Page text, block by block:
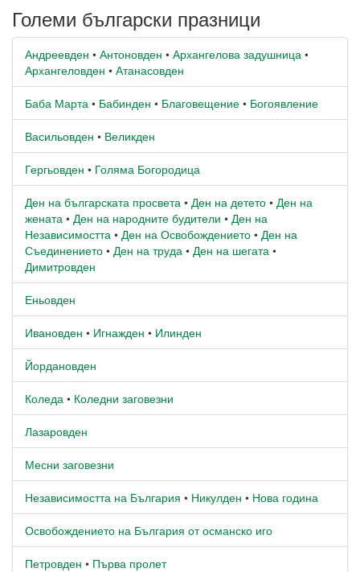
Големи български празници
Андреевден • Антоновден • Архангелова задушница •
Архангеловден • Атанасовден
Баба Марта • Бабинден • Благовещение • Богоявление
Васильовден • Великден
Гергьовден • Голяма Богородица
Ден на българската просвета • Ден на детето • Ден на
жената • Ден на народните будители • Ден на
Независимостта • Ден на Освобождението • Ден на
Съединението • Ден на труда • Ден на шегата •
Димитровден
Еньовден
Ивановден • Игнажден • Илинден
Йордановден
Коледа • Коледни заговезни
Лазаровден
Месни заговезни
Независимостта на България • Никулден • Нова година
Освобождението на България от османско иго
Петровден • Първа пролет